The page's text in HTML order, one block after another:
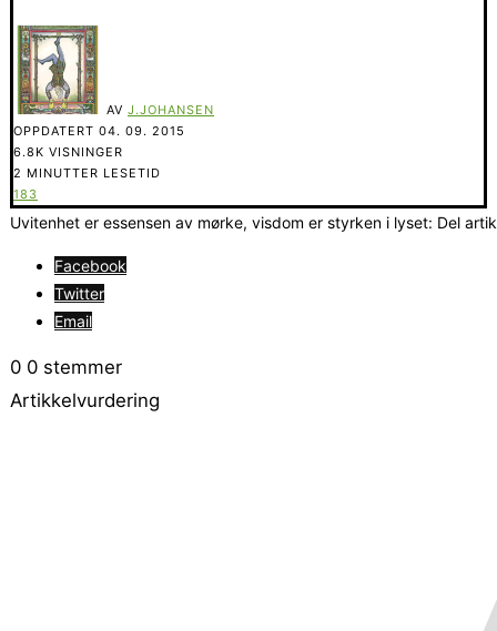
AV J.JOHANSEN
OPPDATERT 04. 09. 2015
6.8K VISNINGER
2 MINUTTER LESETID
183
Uvitenhet er essensen av mørke, visdom er styrken i lyset: Del
Facebook
Twitter
Email
0 0 stemmer
Artikkelvurdering